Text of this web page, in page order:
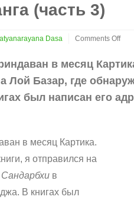
(часть 3)
Dasa
Comments Off
Садху-
санга
3)
в месяц
Лой Базар, где
был написан его
в месяц Картика.
я отправился на
Сандарбхи в
В книгах был